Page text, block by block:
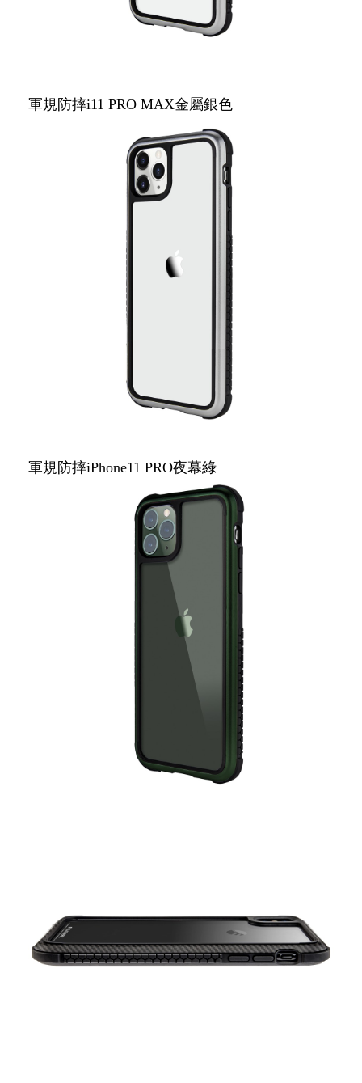
軍規防摔i11 PRO MAX金屬銀色
軍規防摔iPhone11 PRO夜幕綠